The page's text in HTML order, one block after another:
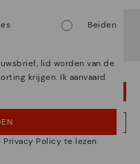
bent maar je probeert
STATEN BLIJVEN
ZIEN
Beiden
lid worden van de
krijgen. Ik aanvaard
Policy te lezen